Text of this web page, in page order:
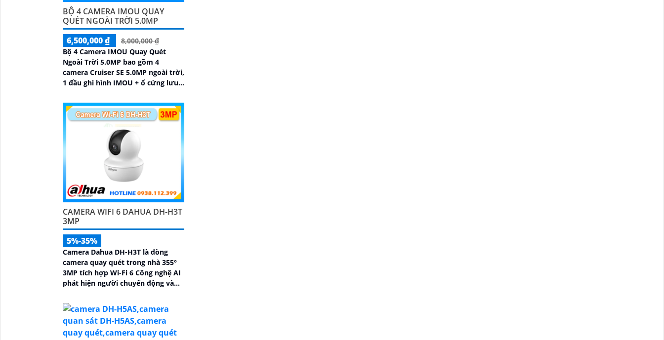
BỘ 4 CAMERA IMOU QUAY
QUÉT NGOÀI TRỜI 5.0MP
6,500,000 ₫
8,000,000 ₫
Bộ 4 Camera IMOU Quay Quét
Ngoài Trời 5.0MP bao gồm 4
camera Cruiser SE 5.0MP ngoài trời,
1 đầu ghi hình IMOU + ổ cứng lưu
chuyên dụng cho camera
CAMERA WIFI 6 DAHUA DH-H3T
3MP
5%-35%
Camera Dahua DH-H3T là dòng
camera quay quét trong nhà 355°
3MP tích hợp Wi-Fi 6 Công nghệ AI
phát hiện người chuyển động và
hai chiều, hồng ngoại tầm xa ban
đêm 10m hỗ trợ thẻ nhớ MicroSD
256GB ONVIF và điều khiển từ xa
qua ứng dụng DMSS